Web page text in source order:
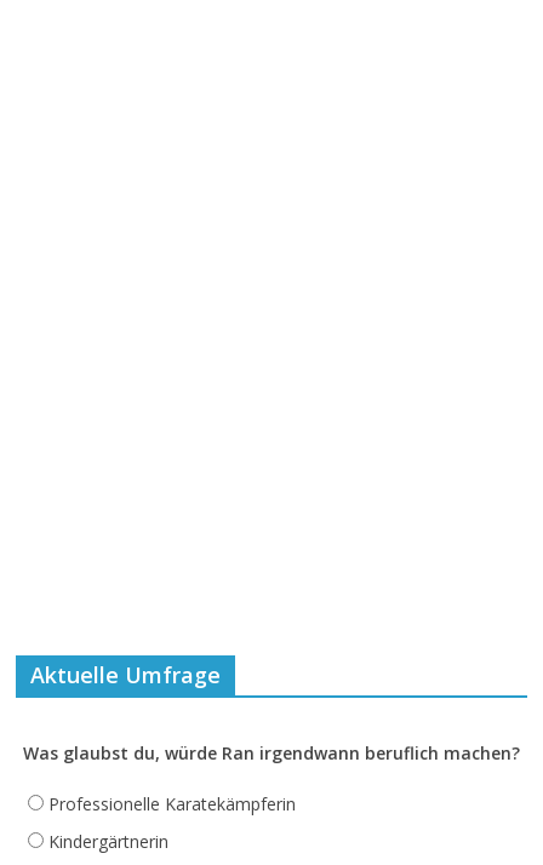
Aktuelle Umfrage
Was glaubst du, würde Ran irgendwann beruflich machen?
Professionelle Karatekämpferin
Kindergärtnerin